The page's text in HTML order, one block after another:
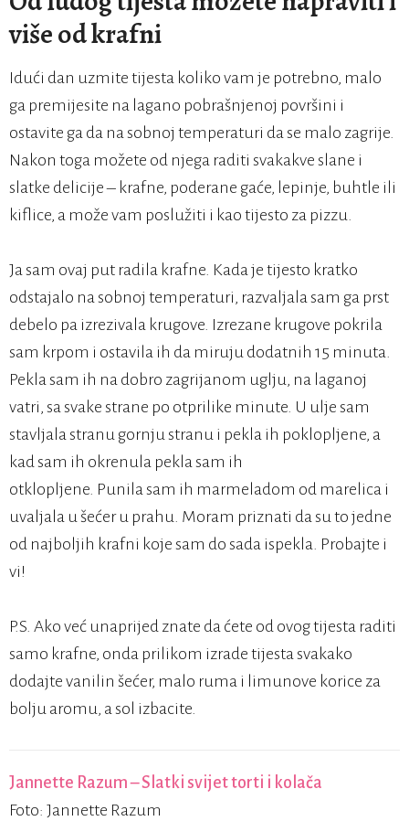
više od krafni
Idući dan uzmite tijesta koliko vam je potrebno, malo
ga premijesite na lagano pobrašnjenoj površini i
ostavite ga da na sobnoj temperaturi da se malo zagrije.
Nakon toga možete od njega raditi svakakve slane i
slatke delicije – krafne, poderane gaće, lepinje, buhtle ili
kiflice, a može vam poslužiti i kao tijesto za pizzu.
Ja sam ovaj put radila krafne. Kada je tijesto kratko
odstajalo na sobnoj temperaturi, razvaljala sam ga prst
debelo pa izrezivala krugove. Izrezane krugove pokrila
sam krpom i ostavila ih da miruju dodatnih 15 minuta.
Pekla sam ih na dobro zagrijanom uglju, na laganoj
vatri, sa svake strane po otprilike minute. U ulje sam
stavljala stranu gornju stranu i pekla ih poklopljene, a
kad sam ih okrenula pekla sam ih
otklopljene. Punila sam ih marmeladom od marelica i
uvaljala u šećer u prahu. Moram priznati da su to jedne
od najboljih krafni koje sam do sada ispekla. Probajte i
vi!
P.S. Ako već unaprijed znate da ćete od ovog tijesta raditi
samo krafne, onda prilikom izrade tijesta svakako
dodajte vanilin šećer, malo ruma i limunove korice za
bolju aromu, a sol izbacite.
Jannette Razum –Slatki svijet torti i kolača
Foto: Jannette Razum